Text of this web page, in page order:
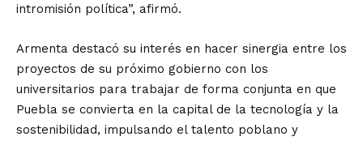
intromisión política”, afirmó.
Armenta destacó su interés en hacer sinergia entre los
proyectos de su próximo gobierno con los
universitarios para trabajar de forma conjunta en que
Puebla se convierta en la capital de la tecnología y la
sostenibilidad, impulsando el talento poblano y